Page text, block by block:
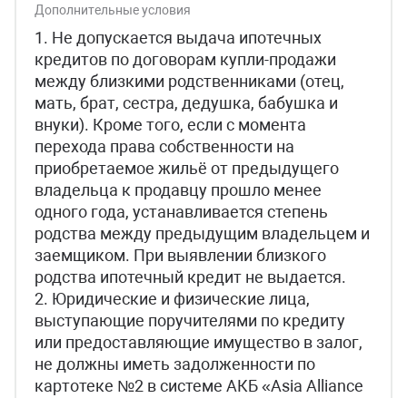
Дополнительные условия
1. Не допускается выдача ипотечных
кредитов по договорам купли-продажи
между близкими родственниками (отец,
мать, брат, сестра, дедушка, бабушка и
внуки). Кроме того, если с момента
перехода права собственности на
приобретаемое жильё от предыдущего
владельца к продавцу прошло менее
одного года, устанавливается степень
родства между предыдущим владельцем и
заемщиком. При выявлении близкого
родства ипотечный кредит не выдается.
2. Юридические и физические лица,
выступающие поручителями по кредиту
или предоставляющие имущество в залог,
не должны иметь задолженности по
картотеке №2 в системе АКБ «Asia Alliance